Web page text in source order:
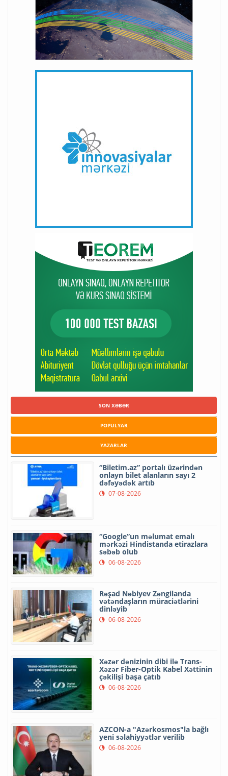
SON XƏBƏR
POPULYAR
YAZARLAR
“Biletim.az” portalı üzərindən
onlayn bilet alanların sayı 2
dəfəyədək artıb
07-08-2026
“Google”un məlumat emalı
mərkəzi Hindistanda etirazlara
səbəb olub
06-08-2026
Rəşad Nəbiyev Zəngilanda
vətəndaşların müraciətlərini
dinləyib
06-08-2026
Xəzər dənizinin dibi ilə Trans-
Xəzər Fiber-Optik Kabel Xəttinin
çəkilişi başa çatıb
06-08-2026
AZCON-a "Azərkosmos"la bağlı
yeni səlahiyyətlər verilib
06-08-2026